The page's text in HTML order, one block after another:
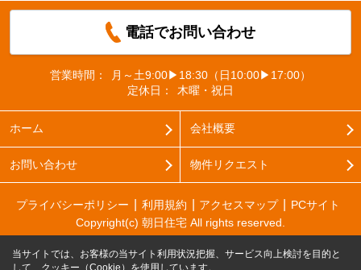
電話でお問い合わせ
営業時間：
月～土9:00▶18:30（日10:00▶17:00）
定休日：
木曜・祝日
ホーム 会社概要
お問い合わせ 物件リクエスト
プライバシーポリシー 利用規約 アクセスマップ
PCサイト
Copyright(c) 朝日住宅 All rights reserved.
当サイトでは、お客様の当サイト利用状況把握、サービス向上検討を目的と
して、クッキー（Cookie）を使用しています。